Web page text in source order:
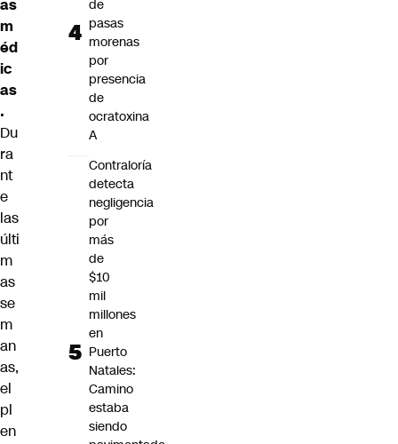
as
m
éd
ic
as
.
Du
ra
nt
e
las
últi
m
as
se
m
an
as,
el
pl
en
de
pasas
morenas
por
presencia
de
ocratoxina
A
Contraloría
detecta
negligencia
por
más
de
$10
mil
millones
en
Puerto
Natales:
Camino
estaba
siendo